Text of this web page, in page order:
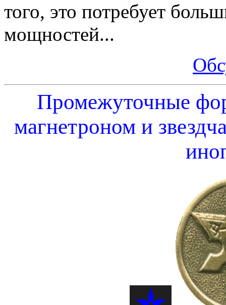
того, это потребует
мощностей...
Промежуточные
магнетроном и